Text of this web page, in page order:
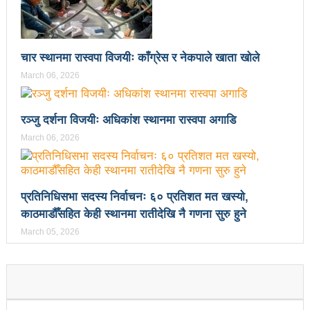
चितवनको माडीमा सम्पन्न मैयादेवि महिला क्रिकेट सिरिजको
उपाधि नवलपरासीलाई
चौथो सुनवल महोत्सव भोलिदेखि सुरु हुँदै
प्रमुख प्रशासकीय अधिकृतको सरुवा रोक्न पालिका
नेत्रहीन टी–२० विश्वकप क्रिकेटमा नेपालले
अफगानिस्तानलाई हरायो
मानव तस्करीको अभियोगमा पक्राउ परेका कोशी प्रदेशका
पूर्वमन्त्री अधिकारीविरुद्ध मुद्दा नचल्ने
आगामी चुनावमा भाग लिने नेत्रविक्रम चन्दको संकेत
२८५ कैदीबन्दीलाई जेलबाहिर बस्ने सुविधा
चार स्थानमा रास्वपा विजयीः काँग्रेस र नेकपाले खाता खोले
March 06, 2026
रञ्जु दर्शना विजयीः अधिकांश स्थानमा रास्वपा अगाडि
March 06, 2026
प्रतिनिधिसभा सदस्य निर्वाचनः ६० प्रतिशत मत खस्यो,
काठमाडौँसहित केही स्थानमा रातीदेखि नै गणना सुरु हुने
March 05, 2026